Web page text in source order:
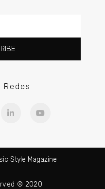
Redes
Style Magazine
© 2020